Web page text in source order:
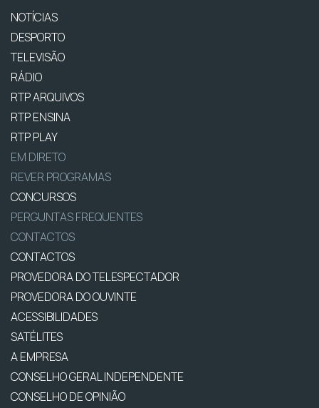
NOTÍCIAS
DESPORTO
TELEVISÃO
RÁDIO
RTP ARQUIVOS
RTP ENSINA
RTP PLAY
EM DIRETO
REVER PROGRAMAS
CONCURSOS
PERGUNTAS FREQUENTES
CONTACTOS
CONTACTOS
PROVEDORA DO TELESPECTADOR
PROVEDORA DO OUVINTE
ACESSIBILIDADES
SATÉLITES
A EMPRESA
CONSELHO GERAL INDEPENDENTE
CONSELHO DE OPINIÃO